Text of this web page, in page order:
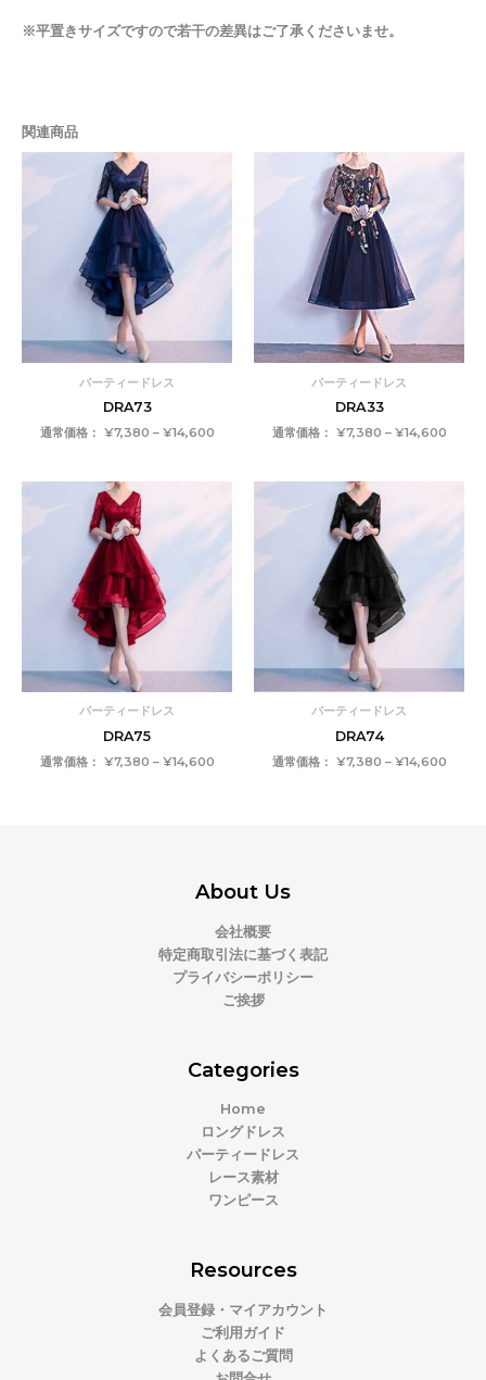
※平置きサイズですので若干の差異はご了承くださいませ。
関連商品
パーティードレス
DRA73
通常価格： ¥7,380 – ¥14,600
¥7,380
パーティードレス
DRA33
通常価格： ¥7,380 – ¥14,600
パーティードレス
DRA75
通常価格： ¥7,380 – ¥14,600
¥7,380
¥14,600
パーティードレス
DRA74
通常価格： ¥7,380 – ¥14,600
About Us
会社概要
特定商取引法に基づく表記
プライバシーポリシー
ご挨拶
Categories
Home
ロングドレス
パーティードレス
レース素材
ワンピース
Resources
会員登録・マイアカウント
ご利用ガイド
よくあるご質問